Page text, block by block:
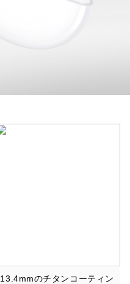
13.4mmのチタンコーティン